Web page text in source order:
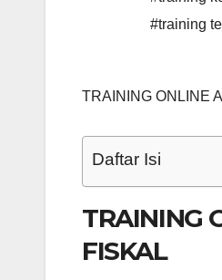
#training
TRAINING ONLINE
Daftar Isi
TRAINING
FISKAL